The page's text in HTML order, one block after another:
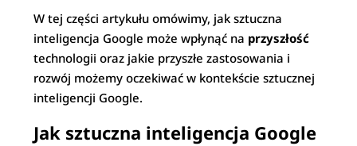
W tej części artykułu omówimy, jak sztuczna
inteligencja Google może wpłynąć na przyszłość
technologii oraz jakie przyszłe zastosowania i
rozwój możemy oczekiwać w kontekście sztucznej
inteligencji Google.
Jak sztuczna inteligencja Google